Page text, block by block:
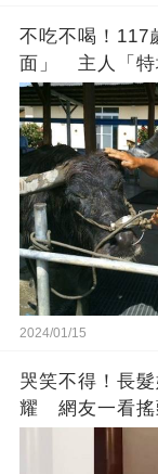
不吃不喝！117
面」 主人「特
找個好人家
2024/01/15
哭笑不得！長
耀 網友一看搖